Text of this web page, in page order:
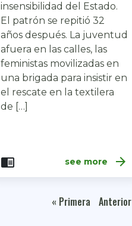
insensibilidad del Estado.
El patrón se repitió 32
años después. La juventud
afuera en las calles, las
feministas movilizadas en
una brigada para insistir en
el rescate en la textilera
de […]
chrome_reader_mode see more arrow_forward
« Primera Anterior